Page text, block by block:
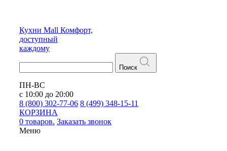
Кухни Mall Комфорт,
доступный
каждому
Поиск
ПН-ВС
с 10:00 до 20:00
8 (800) 302-77-06 8 (499) 348-15-11
КОРЗИНА
0 товаров. Заказать звонок
Меню